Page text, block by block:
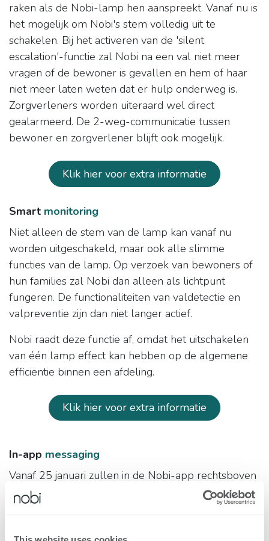
raken als de Nobi-lamp hen aanspreekt. Vanaf nu is
het mogelijk om Nobi's stem volledig uit te
schakelen. Bij het activeren van de 'silent
escalation'-functie zal Nobi na een val niet meer
vragen of de bewoner is gevallen en hem of haar
niet meer laten weten dat er hulp onderweg is.
Zorgverleners worden uiteraard wel direct
gealarmeerd. De 2-weg-communicatie tussen
bewoner en zorgverlener blijft ook mogelijk.
Klik hier voor extra informatie
Smart monitoring
Niet alleen de stem van de lamp kan vanaf nu
worden uitgeschakeld, maar ook alle slimme
functies van de lamp. Op verzoek van bewoners of
hun families zal Nobi dan alleen als lichtpunt
fungeren. De functionaliteiten van valdetectie en
valpreventie zijn dan niet langer actief.
Nobi raadt deze functie af, omdat het uitschakelen
van één lamp effect kan hebben op de algemene
efficiëntie binnen een afdeling.
Klik hier voor extra informatie
In-app messaging
Vanaf 25 januari zullen in de Nobi-app rechtsboven
notificaties te zien zijn die gebruikers op de hoogte
houden van nieuwe functies, updates, informatie